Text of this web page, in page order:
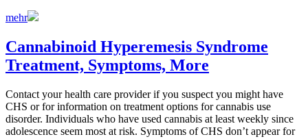
mehr
Cannabinoid Hyperemesis Syndrome
Treatment, Symptoms, More
Contact your health care provider if you suspect you might have
CHS or for information on treatment options for cannabis use
disorder. Individuals who have used cannabis at least weekly since
adolescence seem most at risk. Symptoms of CHS don’t appear for